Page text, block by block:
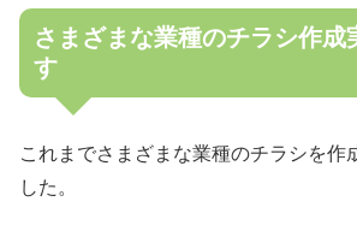
さまざまな業種のチラシ作成
す
これまでさまざまな業種のチラシを作
した。